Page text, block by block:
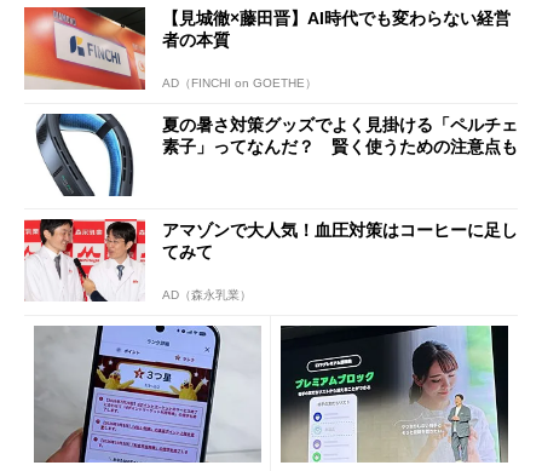
【見城徹×藤田晋】AI時代でも変わらない経営
者の本質
AD（FINCHI on GOETHE）
夏の暑さ対策グッズでよく見掛ける「ペルチェ
素子」ってなんだ？ 賢く使うための注意点も
アマゾンで大人気！血圧対策はコーヒーに足し
てみて
AD（森永乳業）